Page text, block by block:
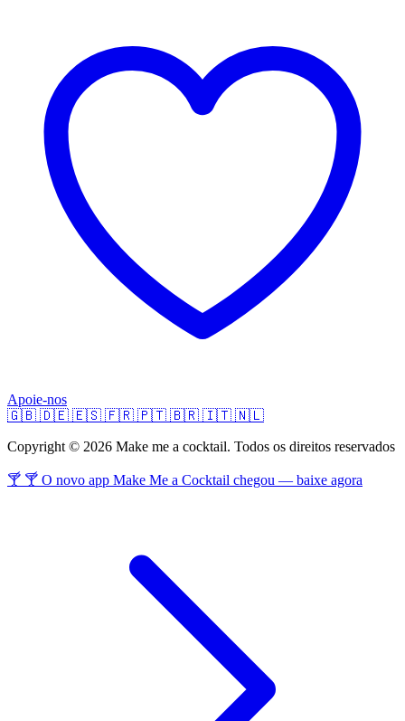
Apoie-nos
🇬🇧 🇩🇪 🇪🇸 🇫🇷 🇵🇹 🇧🇷 🇮🇹 🇳🇱
Copyright © 2026 Make me a cocktail. Todos os direitos reservados
🍸 🍸 O novo app Make Me a Cocktail chegou — baixe agora